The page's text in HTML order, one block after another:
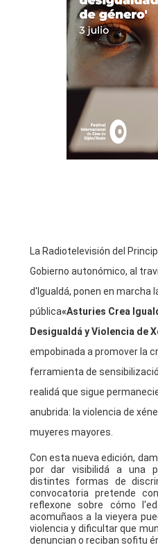
La Radiotelevisión del
Gobierno autonómico, al
d'Igualdá, ponen en marcha
pública«Asturies Crea
Desigualdá y Violencia de
empobinada a promover la
ferramienta de
realidá que sigue
anubrida: la violencia de
muyeres mayores.
Con esta nueva edición,
por dar visibilidá a una
distintes formas de
convocatoria pretende
reflexone sobre cómo
acomuñaos a la vieyera
violencia y dificultar que
denuncian o reciban sofitu